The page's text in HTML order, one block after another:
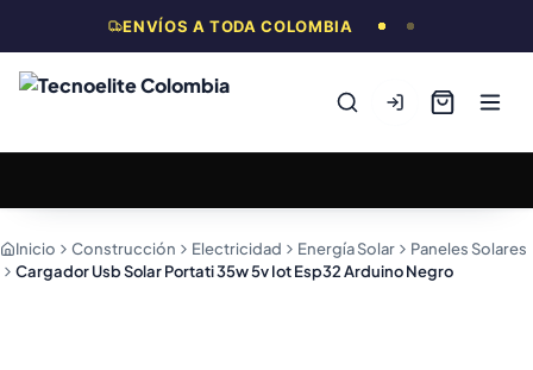
ENVÍOS A TODA COLOMBIA
Inicio Construcción Electricidad Energía Solar
Paneles Solares
Cargador Usb Solar Portati 35w 5v Iot Esp32 Arduino Negro